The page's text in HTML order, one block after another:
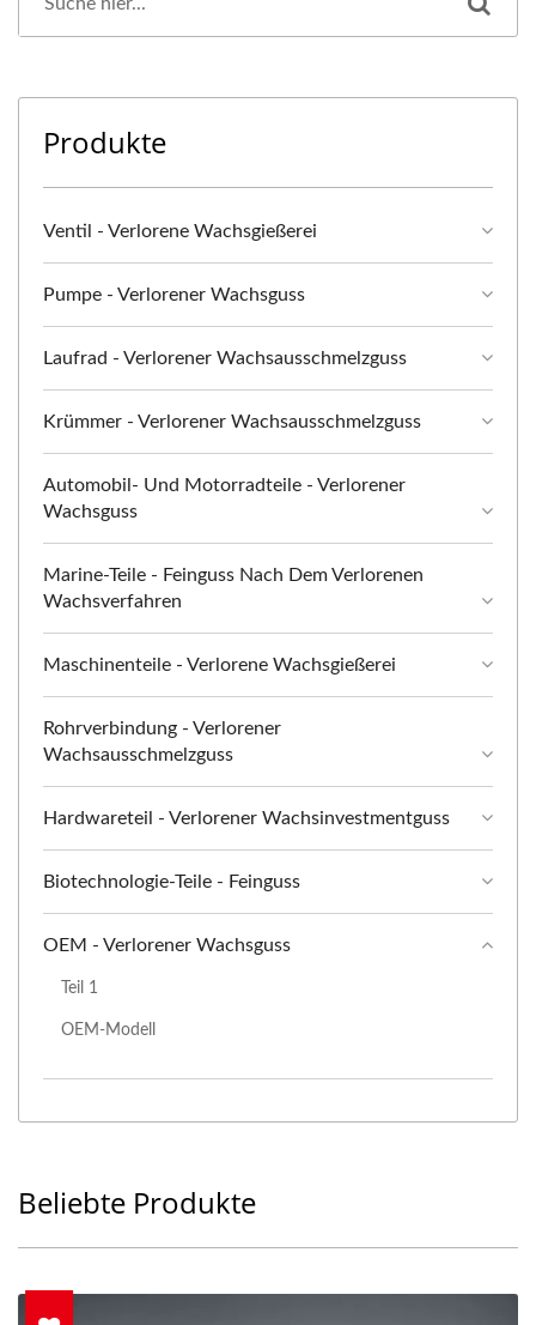
Produkte
Ventil - Verlorene Wachsgießerei
Pumpe - Verlorener Wachsguss
Laufrad - Verlorener Wachsausschmelzguss
Krümmer - Verlorener Wachsausschmelzguss
Automobil- Und Motorradteile - Verlorener
Wachsguss
Marine-Teile - Feinguss Nach Dem Verlorenen
Wachsverfahren
Maschinenteile - Verlorene Wachsgießerei
Rohrverbindung - Verlorener
Wachsausschmelzguss
Hardwareteil - Verlorener Wachsinvestmentguss
Biotechnologie-Teile - Feinguss
OEM - Verlorener Wachsguss
Teil 1
OEM-Modell
Beliebte Produkte